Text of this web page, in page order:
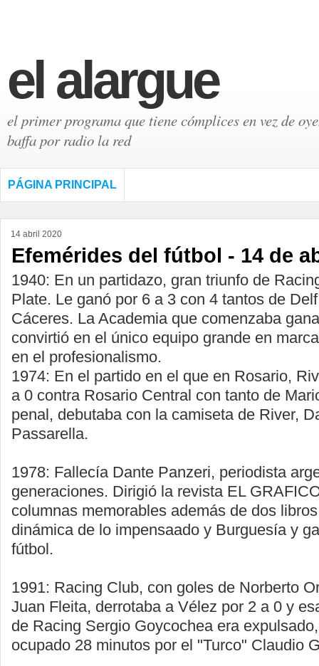
el alargue
el primer programa que tiene cómplices en vez de
baffa por radio la red
PÁGINA PRINCIPAL
14 abril 2020
Efemérides del fútbol - 14 de
1940: En un partidazo, gran triunfo de
Plate. Le ganó por 6 a 3 con 4 tantos de
Cáceres. La Academia que comenzaba
convirtió en el único equipo grande en
en el profesionalismo.
1974: En el partido en el que en Rosario,
a 0 contra Rosario Central con tanto de
penal, debutaba con la camiseta de River,
Passarella.
1978: Fallecía Dante Panzeri, periodista
generaciones. Dirigió la revista EL
columnas memorables además de dos
dinámica de lo impensaado y Burguesía y
fútbol.
1991: Racing Club, con goles de Norberto
Juan Fleita, derrotaba a Vélez por 2 a 0 y
de Racing Sergio Goycochea era
ocupado 28 minutos por el "Turco" Claudio